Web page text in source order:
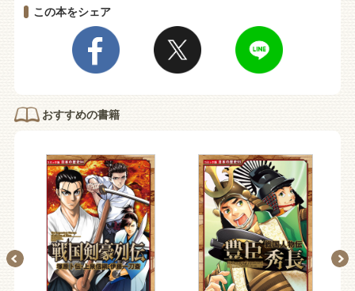
この本をシェア
おすすめの書籍